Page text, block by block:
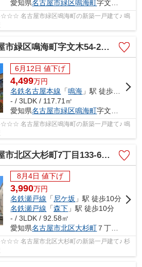
愛知県名古屋市緑区鳴海町字文木56-3
名古屋市緑区鳴海町の新築一戸建て♪ 鳴
海町字文木54-2【仲介手数料無料】新築一戸建て 1号棟
6月12日 値下げ
4,499万円
名鉄名古屋本線 「鳴海 」駅 徒歩12分
- / 3LDK / 117.71㎡
愛知県名古屋市緑区鳴海町字文木54-2
名古屋市緑区鳴海町の新築一戸建て♪ 鳴
大杉町7丁目133-6【仲介手数料無料】新築一戸建て
8月4日 値下げ
3,990万円
名鉄瀬戸線 「尼ケ坂 」駅 徒歩10分
名鉄瀬戸線 「森下 」駅 徒歩10分
- / 3LDK / 92.58㎡
愛知県名古屋市北区大杉町 ７丁目133
名古屋市北区大杉町の新築一戸建て♪ 杉